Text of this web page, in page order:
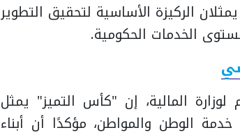
الركيزة الأساسية لتحقيق التطوير
الخدمات الحكومية.
لوزارة المالية، إن "كأس التميز" يمثل
الوطن والمواطن، مؤكدًا أن أبناء